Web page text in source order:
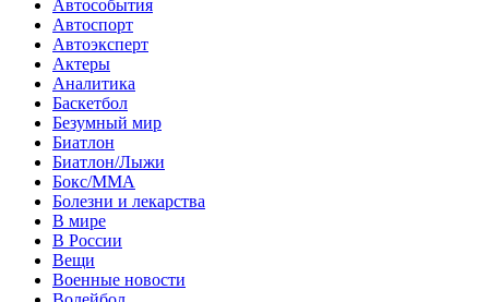
Автособытия
Автоспорт
Автоэксперт
Актеры
Аналитика
Баскетбол
Безумный мир
Биатлон
Биатлон/Лыжи
Бокс/MMA
Болезни и лекарства
В мире
В России
Вещи
Военные новости